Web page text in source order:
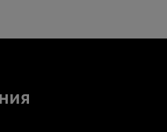
выпить холодный
теплые лучи солнца